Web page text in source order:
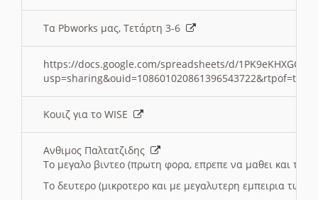
Τα Pbworks μας, Τετάρτη 3-6
https://docs.google.com/spreadsheets/d/
Κουιζ για το WISE
Ανθιμος Παλτατζιδης
Το μεγαλο βιντεο (πρωτη φορα, επρεπε να μαθει και το
Το δευτερο (μικροτερο και με μεγαλυτερη εμπειρια